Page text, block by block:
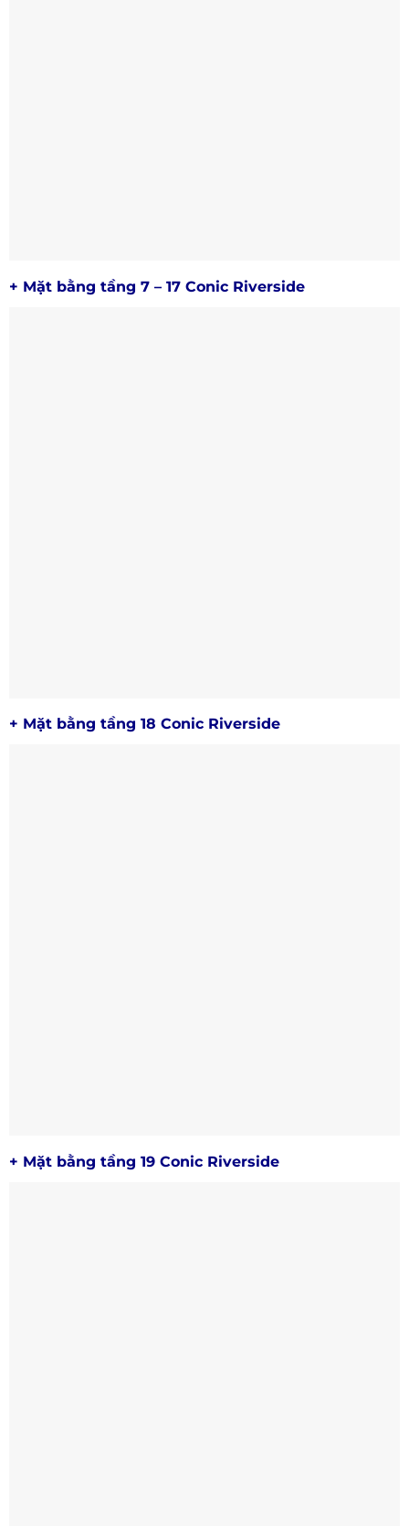
+ Mặt bằng tầng 7 – 17 Conic Riverside
+ Mặt bằng tầng 18 Conic Riverside
+ Mặt bằng tầng 19 Conic Riverside